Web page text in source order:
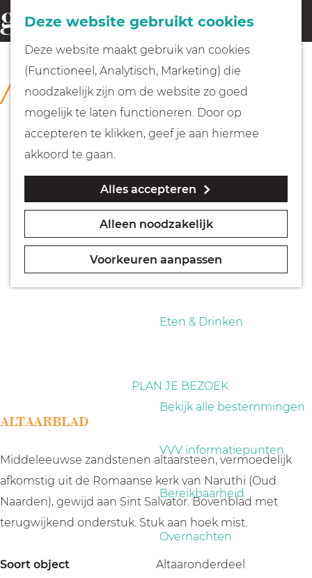
Deze website gebruikt cookies
Deze website maakt gebruik van cookies
(Functioneel, Analytisch, Marketing) die
noodzakelijk zijn om de website zo goed
mogelijk te laten functioneren. Door op
accepteren te klikken, geef je aan hiermee
akkoord te gaan.
Alles accepteren
Alleen noodzakelijk
Voorkeuren aanpassen
G
a
Fietsen
Wandelen
Geocachen
Naar het museum
Eten & Drinken
PLAN JE BEZOEK
Bekijk alle bestemmingen
VVV informatiepunten
Bereikbaarheid
Overnachten
o
e
k
e
n
COLLECTIE
Collectie Grote Kerk Naarden
ALTAARBLAD
Middeleeuwse zandstenen altaarsteen, vermoedelijk
afkomstig uit de Romaanse kerk van Naruthi (Oud
Naarden), gewijd aan Sint Salvator. Bovenblad met
terugwijkend onderstuk. Stuk aan hoek mist.
Soort object
Altaaronderdeel